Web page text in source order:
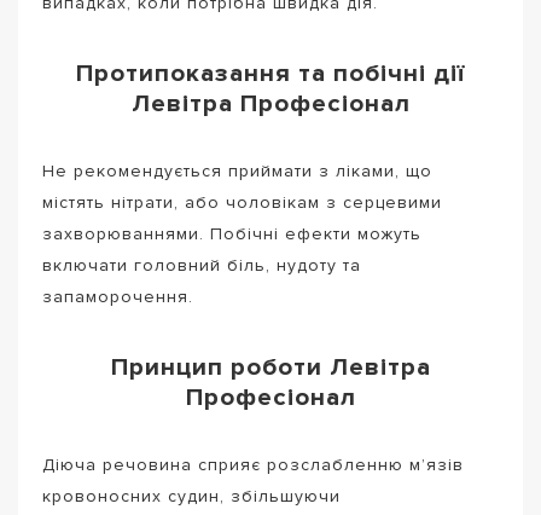
Протипоказання та побічні дії
Левітра Професіонал
Не рекомендується приймати з ліками, що
містять нітрати, або чоловікам з серцевими
захворюваннями. Побічні ефекти можуть
включати головний біль, нудоту та
запаморочення.
Принцип роботи Левітра
Професіонал
Діюча речовина сприяє розслабленню м’язів
кровоносних судин, збільшуючи